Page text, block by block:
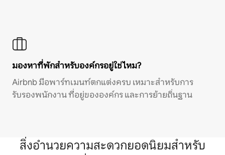
มองหาที่พักสำหรับองค์กรอยู่ใช่ไหม?
Airbnb มีอพาร์ทเมนท์ตกแต่งครบ เหมาะสำหรับการ
รับรองพนักงาน ที่อยู่ขององค์กร และการย้ายถิ่นฐาน
สิ่งอำนวยความสะดวกยอดนิยมสำหรับ